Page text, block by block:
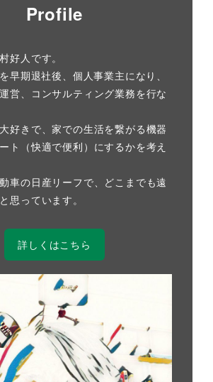
Profile
好人です。
早期退社後、個人事業主になり、
営、コンサルティング業務を行な
好きで、家での生活を繋がる機器
ト（快適で便利）にするかを考え
車の日産リーフで、どこまでも遠
思っています。
詳しくはこちら